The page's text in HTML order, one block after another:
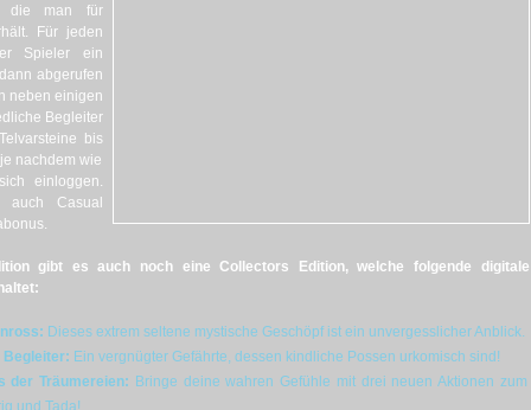
die man für
Für jeden
Spieler ein
abgerufen
neben einigen
Begleiter
bis
nachdem wie
einloggen.
auch Casual
gibt es auch noch eine Collectors Edition, welche folgende digitale
Dieses extrem seltene mystische Geschöpf ist ein unvergesslicher Anblick.
Begleiter: Ein vergnügter Gefährte, dessen kindliche Possen urkomisch sind!
der Träumereien: Bringe deine wahren Gefühle mit drei neuen Aktionen zum
und Tada!